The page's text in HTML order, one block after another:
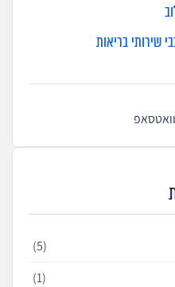
שירותי בריאות
(5)
(1)